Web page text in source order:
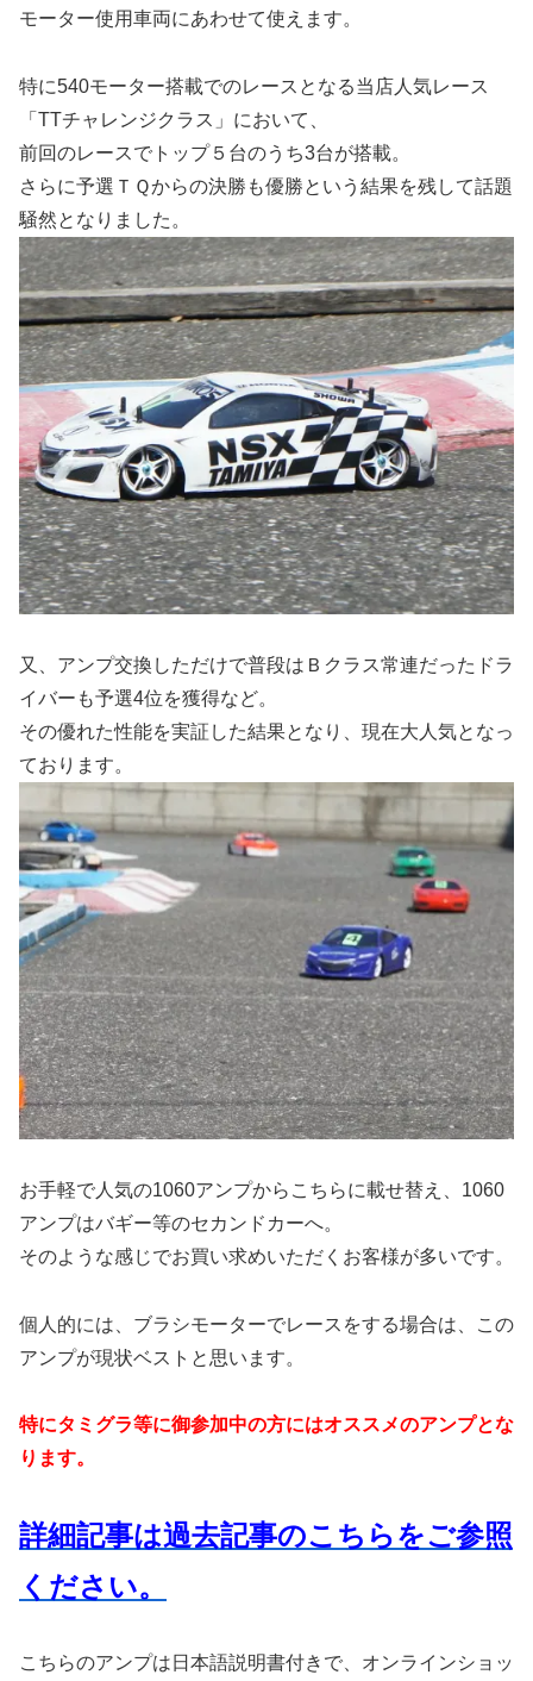
モーター使用車両にあわせて使えます。
特に540モーター搭載でのレースとなる当店人気レース
「TTチャレンジクラス」において、
前回のレースでトップ５台のうち3台が搭載。
さらに予選ＴＱからの決勝も優勝という結果を残して話題
騒然となりました。
又、アンプ交換しただけで普段はＢクラス常連だったドラ
イバーも予選4位を獲得など。
その優れた性能を実証した結果となり、現在大人気となっ
ております。
お手軽で人気の1060アンプからこちらに載せ替え、1060
アンプはバギー等のセカンドカーへ。
そのような感じでお買い求めいただくお客様が多いです。
個人的には、ブラシモーターでレースをする場合は、この
アンプが現状ベストと思います。
特にタミグラ等に御参加中の方にはオススメのアンプとな
ります。
詳細記事は過去記事のこちらをご参照
ください。
こちらのアンプは日本語説明書付きで、オンラインショッ